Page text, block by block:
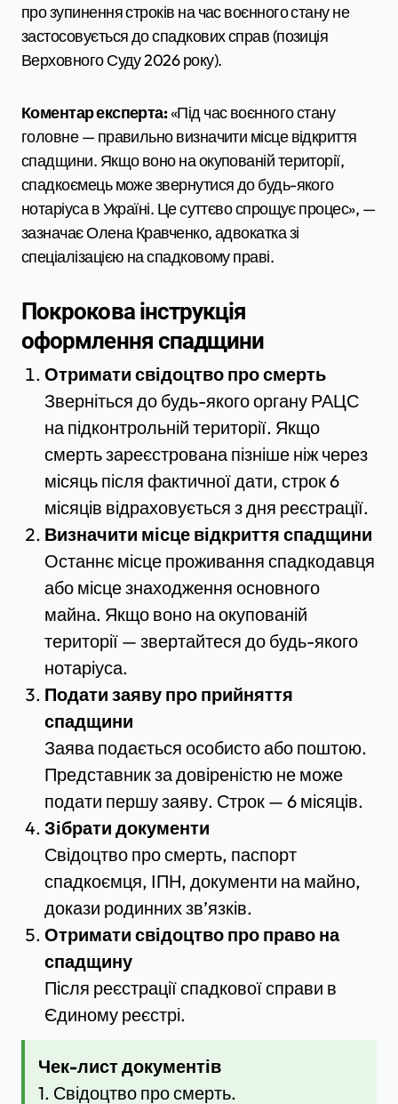
про зупинення строків на час воєнного стану не
застосовується до спадкових справ (позиція
Верховного Суду 2026 року).
Коментар експерта:«Під час воєнного стану
головне — правильно визначити місце відкриття
спадщини. Якщо воно на окупованій території,
спадкоємець може звернутися до будь-якого
нотаріуса в Україні. Це суттєво спрощує процес», —
зазначає Олена Кравченко, адвокатка зі
спеціалізацією на спадковому праві.
Покрокова інструкція
оформлення спадщини
Отримати свідоцтво про смерть
Зверніться до будь-якого органу РАЦС
на підконтрольній території. Якщо
смерть зареєстрована пізніше ніж через
місяць після фактичної дати, строк 6
місяців відраховується з дня реєстрації.
Визначити місце відкриття спадщини
Останнє місце проживання спадкодавця
або місце знаходження основного
майна. Якщо воно на окупованій
території — звертайтеся до будь-якого
нотаріуса.
Подати заяву про прийняття
спадщини
Заява подається особисто або поштою.
Представник за довіреністю не може
подати першу заяву. Строк — 6 місяців.
Зібрати документи
Свідоцтво про смерть, паспорт
спадкоємця, ІПН, документи на майно,
докази родинних зв’язків.
Отримати свідоцтво про право на
спадщину
Після реєстрації спадкової справи в
Єдиному реєстрі.
Чек-лист документів
1. Свідоцтво про смерть.